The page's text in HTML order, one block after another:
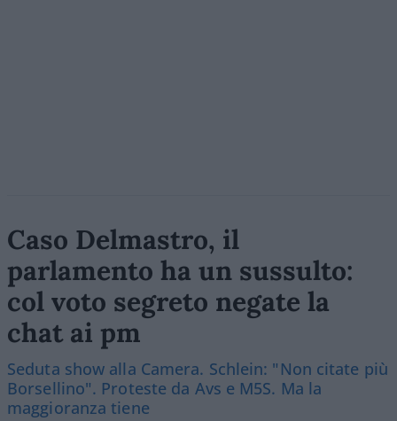
Caso Delmastro, il
parlamento ha un sussulto:
col voto segreto negate la
chat ai pm
Seduta show alla Camera. Schlein: "Non citate più
Borsellino". Proteste da Avs e M5S. Ma la
maggioranza tiene